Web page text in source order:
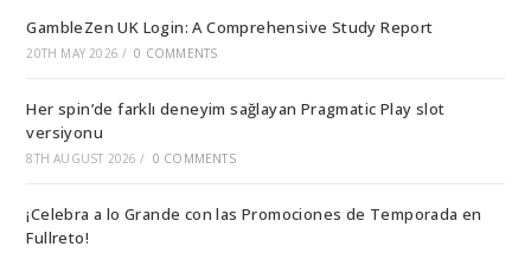
GambleZen UK Login: A Comprehensive Study Report
20TH MAY 2026 / 0 COMMENTS
Her spin’de farklı deneyim sağlayan Pragmatic Play slot
versiyonu
8TH AUGUST 2026 / 0 COMMENTS
¡Celebra a lo Grande con las Promociones de Temporada en
Fullreto!